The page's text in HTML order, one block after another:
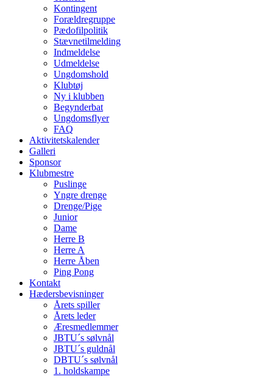
Kontingent
Forældregruppe
Pædofilpolitik
Stævnetilmelding
Indmeldelse
Udmeldelse
Ungdomshold
Klubtøj
Ny i klubben
Begynderbat
Ungdomsflyer
FAQ
Aktivitetskalender
Galleri
Sponsor
Klubmestre
Puslinge
Yngre drenge
Drenge/Pige
Junior
Dame
Herre B
Herre A
Herre Åben
Ping Pong
Kontakt
Hædersbevisninger
Årets spiller
Årets leder
Æresmedlemmer
JBTU´s sølvnål
JBTU´s guldnål
DBTU´s sølvnål
1. holdskampe